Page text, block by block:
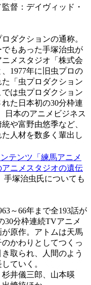
督：デイヴィッド・
ダクションの通称。
もあった手塚治虫が
メスタジオ「株式会
1977年に旧虫プロの
「虫プロダクション
は虫プロダクション
れた日本初の30分枠連
日本のアニメビジネス
や富野由悠季など、
人材を数多く輩出し
テンツ「練馬アニメ
アニメスタジオの遺伝
手塚治虫氏についても
～66年まで全193話が
30分枠連続TVアニメ
原作。アトムは天馬
かわりとしてつくっ
取られ、人間のよう
ていく。
井儀三郎、山本暎